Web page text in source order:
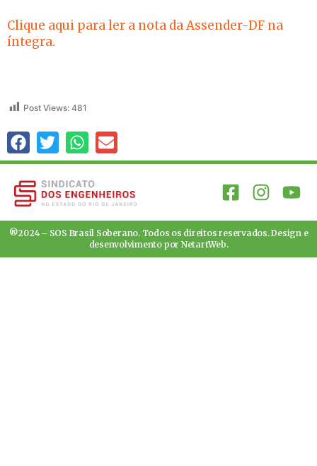
Clique aqui para ler a nota da Assender-DF na
íntegra.
Post Views: 481
®2024 – SOS Brasil Soberano. Todos os direitos reservados. Design e
desenvolvimento por NetartWeb.